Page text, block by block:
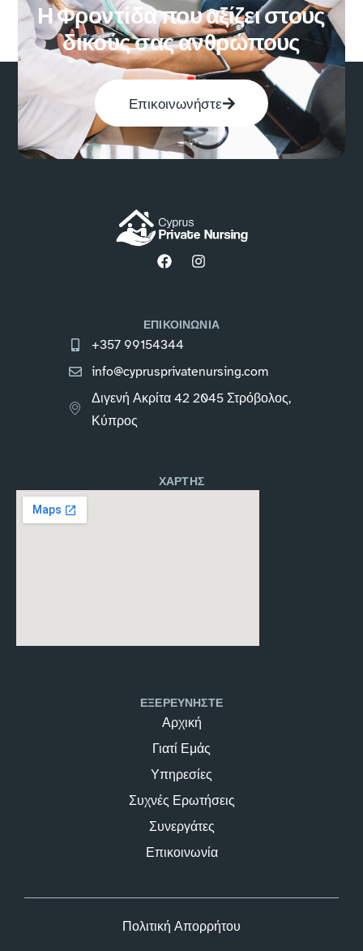
Η Φροντίδα που αξίζει στους
δικούς σας ανθρώπους
Επικοινωνήστε
ΕΠΙΚΟΙΝΩΝΙΑ
+357 99154344
info@cyprusprivatenursing.com
Διγενή Ακρίτα 42 2045 Στρόβολος,
Κύπρος
ΧΑΡΤΗΣ
ΕΞΕΡΕΥΝΗΣΤΕ
Αρχική
Γιατί Εμάς
Υπηρεσίες
Συχνές Ερωτήσεις
Συνεργάτες
Επικοινωνία
Πολιτική Απορρήτου